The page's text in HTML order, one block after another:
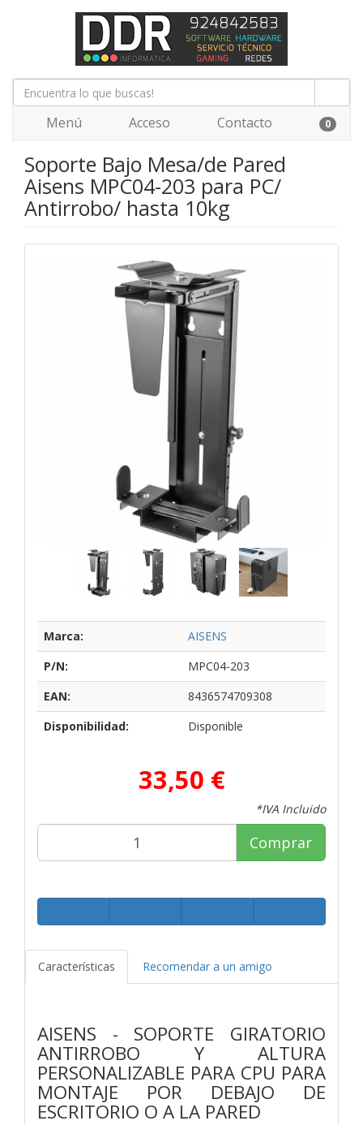
Menú Acceso Contacto 0
Soporte Bajo Mesa/de Pared
Aisens MPC04-203 para PC/
Antirrobo/ hasta 10kg
Marca:
AISENS
P/N:
MPC04-203
EAN:
8436574709308
Disponibilidad:
Disponible
33,50 €
*IVA Incluido
Comprar
Características Recomendar a un amigo
AISENS - SOPORTE GIRATORIO
ANTIRROBO Y ALTURA
PERSONALIZABLE PARA CPU PARA
MONTAJE POR DEBAJO DE
ESCRITORIO O A LA PARED